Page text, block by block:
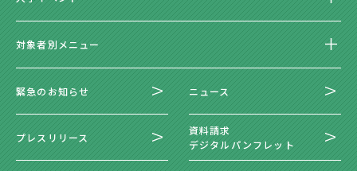
対象者別メニュー
緊急のお知らせ ニュース
プレスリリース
資料請求
デジタルパンフレット